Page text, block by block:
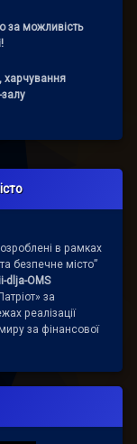
за можливість
харчування
в рамках
безпечне місто”
dlja-OMS
за
реалізації
за фінансової